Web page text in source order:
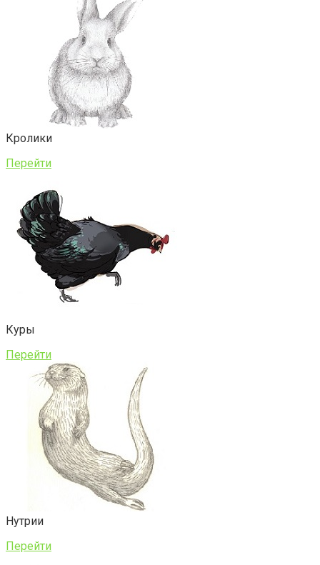
Кролики
Перейти
Куры
Перейти
Нутрии
Перейти